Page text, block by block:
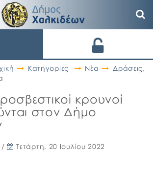
Κατηγορίες Νέα Δράσεις,
κρουνοί
στον Δήμο
/ Τετάρτη, 20 Ιουλίου 2022